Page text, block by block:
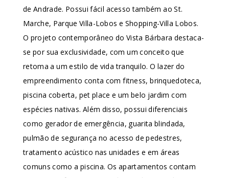
de Andrade. Possui fácil acesso também ao St.
Marche, Parque Villa-Lobos e Shopping-Villa Lobos.
O projeto contemporâneo do Vista Bárbara destaca-
se por sua exclusividade, com um conceito que
retoma a um estilo de vida tranquilo. O lazer do
empreendimento conta com fitness, brinquedoteca,
piscina coberta, pet place e um belo jardim com
espécies nativas. Além disso, possui diferenciais
como gerador de emergência, guarita blindada,
pulmão de segurança no acesso de pedestres,
tratamento acústico nas unidades e em áreas
comuns como a piscina. Os apartamentos contam